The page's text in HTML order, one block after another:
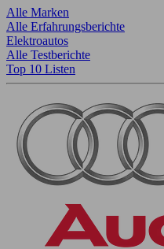
Alle Marken
Alle Erfahrungsberichte
Elektroautos
Alle Testberichte
Top 10 Listen